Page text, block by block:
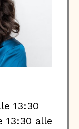
13:30
13:30 alle